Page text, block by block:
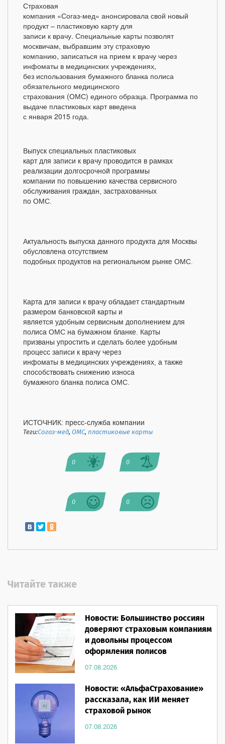
Страховая
компания «Согаз-мед» анонсировала свой новый
продукт – пластиковую карту для
записи к врачу. Специальные карты позволят
москвичам, выбравшим эту страховую
компанию, записаться на прием к врачу через
инфоматы в медицинских учреждениях,
без использования бумажного бланка полиса
обязательного медицинского
страхования (ОМС) единого образца. Программа по
выдаче пластиковых карт введена
с января 2015 года.
Выпуск специальных пластиковых
карт для записи к врачу проводится в рамках
реализации долгосрочной программы
компании по повышению качества сервисного
обслуживания граждан, застрахованных
по ОМС.
Актуальность выпуска данного продукта для Москвы
обусловлена отсутствием
подобных продуктов на региональном рынке ОМС.
Карта для записи к врачу обладает стандартным
размером банковской карты и
является удобным сервисным дополнением для
полиса ОМС на бумажном бланке. Карты
призваны упростить и сделать более удобным
процесс записи к врачу через
инфоматы в медицинских учреждениях, а также
способствовать снижению износа
бумажного бланка полиса ОМС.
ИСТОЧНИК: пресс-служба компании
Теги:Согаз-мед,ОМС,пластиковые карты
0 0
0 0
Читайте также
Новости: Большинство россиян
доверяют страховым компаниям
и довольны процессом
оформления полисов
07.08.2026
Новости: «АльфаСтрахование»
рассказала, как ИИ меняет
страховой рынок
07.08.2026